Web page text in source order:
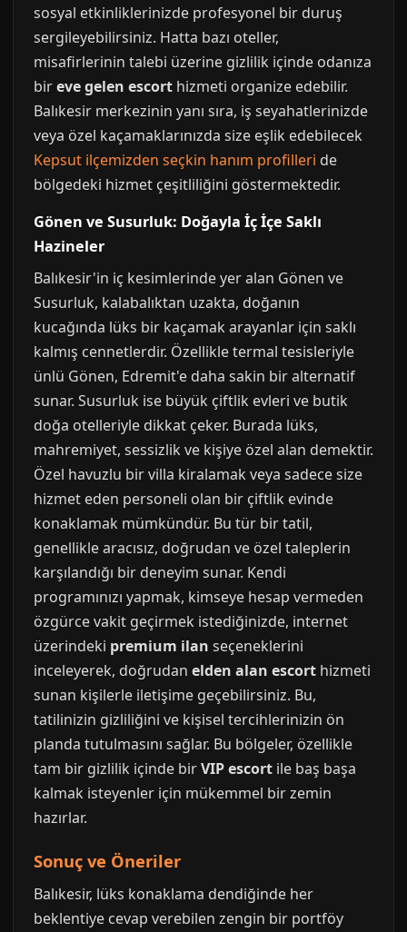
sosyal etkinliklerinizde profesyonel bir duruş
sergileyebilirsiniz. Hatta bazı oteller,
misafirlerinin talebi üzerine gizlilik içinde odanıza
bireve gelen escort hizmeti organize edebilir.
Balıkesir merkezinin yanı sıra, iş seyahatlerinizde
veya özel kaçamaklarınızda size eşlik edebilecek
Kepsut ilçemizden seçkin hanım profilleri de
bölgedeki hizmet çeşitliliğini göstermektedir.
Gönen ve Susurluk: Doğayla İç İçe Saklı
Hazineler
Balıkesir'in iç kesimlerinde yer alan Gönen ve
Susurluk, kalabalıktan uzakta, doğanın
kucağında lüks bir kaçamak arayanlar için saklı
kalmış cennetlerdir. Özellikle termal tesisleriyle
ünlü Gönen, Edremit'e daha sakin bir alternatif
sunar. Susurluk ise büyük çiftlik evleri ve butik
doğa otelleriyle dikkat çeker. Burada lüks,
mahremiyet, sessizlik ve kişiye özel alan demektir.
Özel havuzlu bir villa kiralamak veya sadece size
hizmet eden personeli olan bir çiftlik evinde
konaklamak mümkündür. Bu tür bir tatil,
genellikle aracısız, doğrudan ve özel taleplerin
karşılandığı bir deneyim sunar. Kendi
programınızı yapmak, kimseye hesap vermeden
özgürce vakit geçirmek istediğinizde, internet
üzerindeki premium ilan seçeneklerini
inceleyerek, doğrudan elden alan escort hizmeti
sunan kişilerle iletişime geçebilirsiniz. Bu,
tatilinizin gizliliğini ve kişisel tercihlerinizin ön
planda tutulmasını sağlar. Bu bölgeler, özellikle
tam bir gizlilik içinde birVIP escort ile baş başa
kalmak isteyenler için mükemmel bir zemin
hazırlar.
Sonuç ve Öneriler
Balıkesir, lüks konaklama dendiğinde her
beklentiye cevap verebilen zengin bir portföy